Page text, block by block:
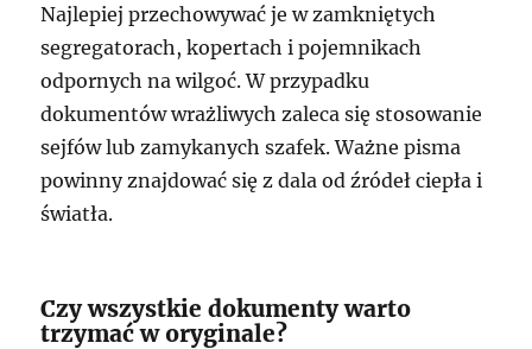
Najlepiej przechowywać je w zamkniętych
segregatorach, kopertach i pojemnikach
odpornych na wilgoć. W przypadku
dokumentów wrażliwych zaleca się stosowanie
sejfów lub zamykanych szafek. Ważne pisma
powinny znajdować się z dala od źródeł ciepła i
światła.
Czy wszystkie dokumenty warto
trzymać w oryginale?